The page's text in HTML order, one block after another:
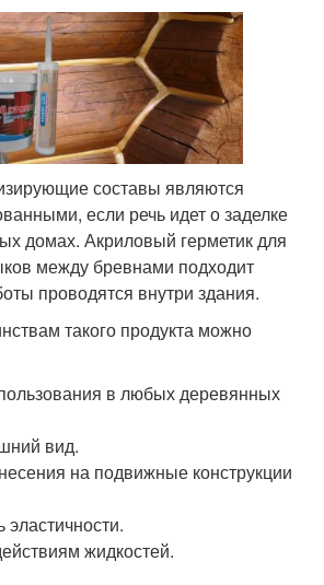
составы являются
если речь идет о заделке
домах. Акриловый герметик для
между бревнами подходит
проводятся внутри здания.
такого продукта можно
в любых деревянных
вид.
на подвижные конструкции
жидкостей.